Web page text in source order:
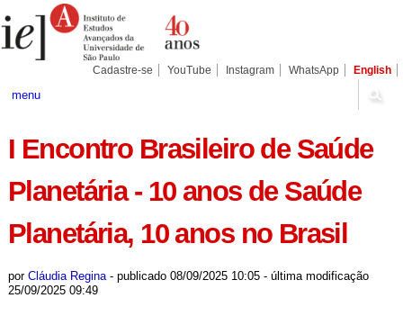
para
conteúdo.
Pessoais
Cadastre-se YouTube Instagram WhatsApp English
menu
I Encontro Brasileiro de Saúde
Planetária - 10 anos de Saúde
Planetária, 10 anos no Brasil
por Cláudia Regina - publicado08/09/2025 10:05 - última modificação
25/09/2025 09:49